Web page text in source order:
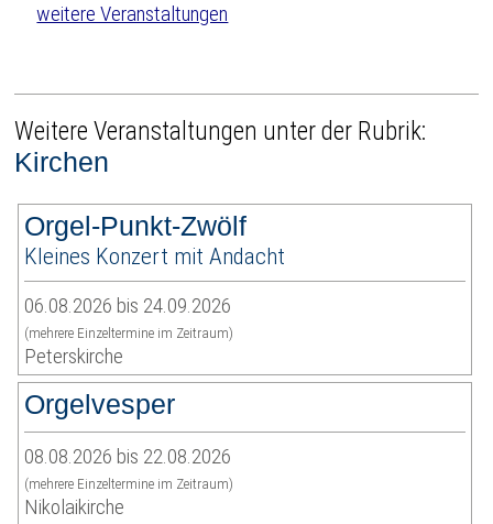
weitere Veranstaltungen
Weitere Veranstaltungen unter der Rubrik:
Kirchen
Orgel-Punkt-Zwölf
Kleines Konzert mit Andacht
06.08.2026 bis 24.09.2026
(mehrere Einzeltermine im Zeitraum)
Peterskirche
Orgelvesper
08.08.2026 bis 22.08.2026
(mehrere Einzeltermine im Zeitraum)
Nikolaikirche